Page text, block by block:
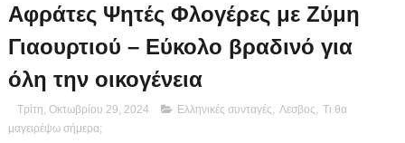
Αφράτες Ψητές Φλογέρες με Ζύμη
Γιαουρτιού – Εύκολο βραδινό για
όλη την οικογένεια
Τρίτη, Οκτωβρίου 29, 2024 Ελληνικές συνταγές Λεσβος
Τι θα
μαγειρέψω σήμερα;